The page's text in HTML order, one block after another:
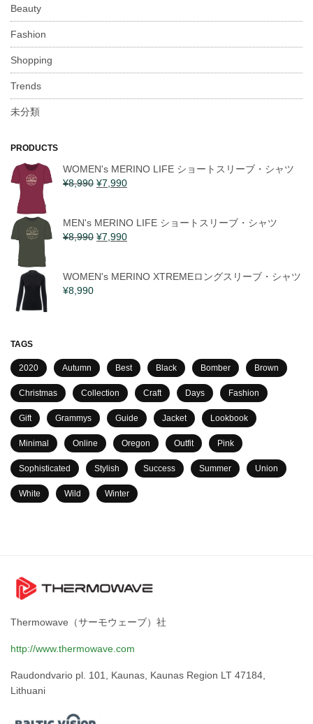
Beauty
Fashion
Shopping
Trends
未分類
PRODUCTS
WOMEN's MERINO LIFE ショートスリーブ・シャツ
¥8,990 ¥7,990
MEN's MERINO LIFE ショートスリーブ・シャツ
¥8,990 ¥7,990
WOMEN's MERINO XTREMEロングスリーブ・シャツ
¥8,990
TAGS
2020 Autumn Best Black Bomber Brown
Christmas Collection Craft Days Fashion
Gift Grammys Guide Jacket Lookbook
Minimal Online Oregon Outfit Pink
Sophisticated Stylish Success Summer Union
White Wild Winter
Thermowave（サーモウェーブ）社
http://www.thermowave.com
Raudondvario pl. 101, Kaunas, Kaunas Region LT 47184,
Lithuani